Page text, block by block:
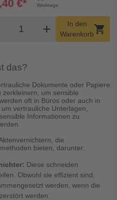
Menge
shopping_cart
Werktage
€*
Produkt Warenkorb
add
In den
Warenkorbshopping_cart
das?
Dokumente oder Papiere
zerkleinern, um sensible
oft in Büros oder auch in
vertrauliche Unterlagen,
Informationen zu
die
bieten, darunter:
Diese schneiden
Obwohl sie effizient sind,
werden, wenn die
werden.